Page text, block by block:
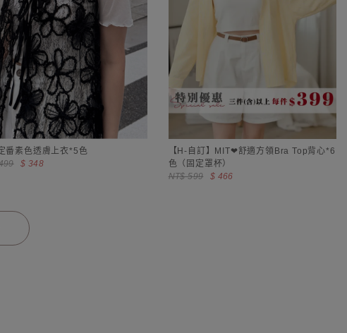
番素色透膚上衣*5色
$ 348
【H-自訂】MIT❤舒適方領Bra Top背心*6
色（固定罩杯）
NT$ 599
$ 466